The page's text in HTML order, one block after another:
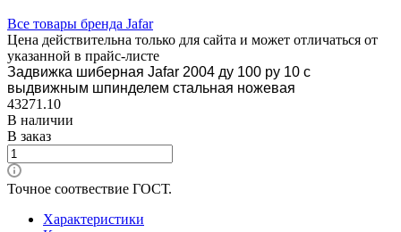
Все товары бренда Jafar
Цена действительна только для сайта и может отличаться от
указанной в прайс-листе
Задвижка шиберная Jafar 2004 ду 100 ру 10 с
выдвижным шпинделем стальная ножевая
43271.10
В наличии
В заказ
Точное соотвествие ГОСТ.
Характеристики